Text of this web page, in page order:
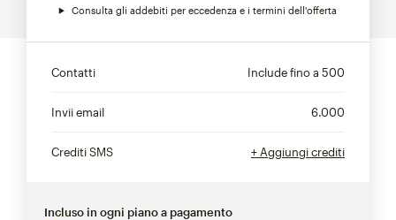
Consulta gli addebiti per eccedenza e i termini dell'offerta
Contatti Include fino a 500
Invii email 6.000
Crediti SMS + Aggiungi crediti
Incluso in ogni piano a pagamento